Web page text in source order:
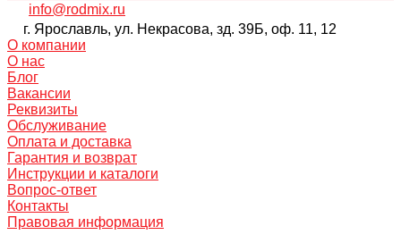
info@rodmix.ru
г. Ярославль, ул. Некрасова, зд. 39Б, оф. 11, 12
О компании
О нас
Блог
Вакансии
Реквизиты
Обслуживание
Оплата и доставка
Гарантия и возврат
Инструкции и каталоги
Вопрос-ответ
Контакты
Правовая информация